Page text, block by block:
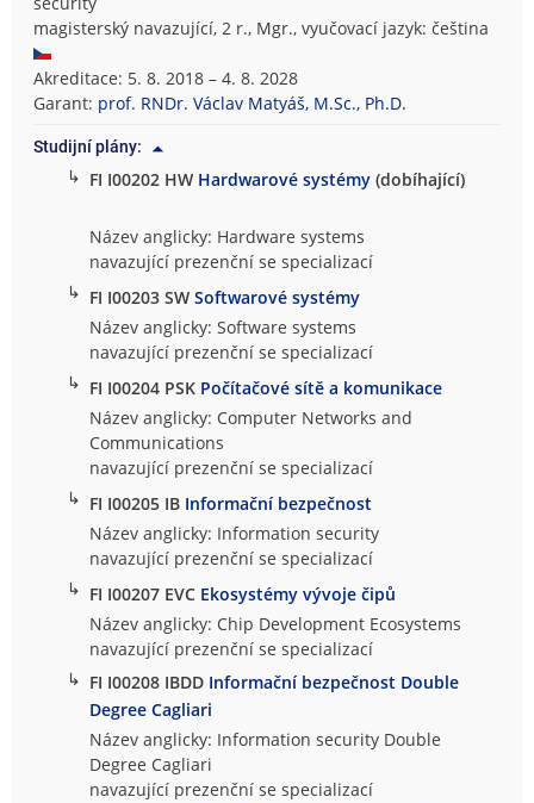
magisterský navazující, 2 r., Mgr., vyučovací jazyk: čeština
Akreditace: 5. 8. 2018 – 4. 8. 2028
Garant: prof. RNDr. Václav Matyáš, M.Sc., Ph.D.
Studijní plány:
↳ FI I00202 HW Hardwarové systémy (dobíhající)
Název anglicky: Hardware systems
navazující prezenční se specializací
↳ FI I00203 SWSoftwarové systémy
Název anglicky: Software systems
navazující prezenční se specializací
↳ FI I00204 PSK Počítačové sítě a komunikace
Název anglicky: Computer Networks and
Communications
navazující prezenční se specializací
↳ FI I00205 IB Informační bezpečnost
Název anglicky: Information security
navazující prezenční se specializací
↳ FI I00207 EVC Ekosystémy vývoje čipů
Název anglicky: Chip Development Ecosystems
navazující prezenční se specializací
↳ FI I00208 IBDD Informační bezpečnost Double
Degree Cagliari
Název anglicky: Information security Double
Degree Cagliari
navazující prezenční se specializací